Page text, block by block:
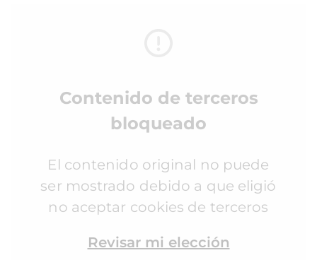
Contenido de terceros
bloqueado
El contenido original no puede
ser mostrado debido a que eligió
no aceptar cookies de terceros
Revisar mi elección